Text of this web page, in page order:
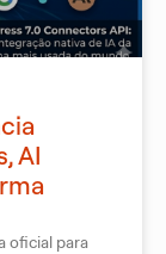
AI
oficial para